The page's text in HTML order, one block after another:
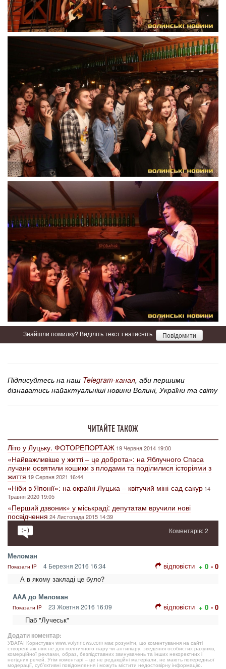
Знайшли помилку? Виділіть текст і натисніть Повідомити
Підписуйтесь на наш Telegram-канал, аби першими
дізнаватись найактуальніші новини Волині, України та світу
ЧИТАЙТЕ ТАКОЖ
Літо у Луцьку. ФОТОРЕПОРТАЖ 19 Червня 2014 19:00
«Найважливіше у житті – це доброта»: на Яблучного Спаса
лучани освятили кошики з плодами та поділилися історіями з
життя 19 Серпня 2021 16:44
«Ніби в Японії»: на окраїні Луцька – квітучий міні-сад сакур 14
Травня 2020 19:05
«Перший дзвоник» у міськраді: депутатам вручили нові
посвідчення24 Листопада 2015 14:39
Коментарів: 2
Меломан
Показати IP 4 Березня 2016 16:34 відповісти + 0 - 0
А в якому закладі це було?
AAA до Меломан
Показати IP 23 Жовтня 2016 16:09 відповісти + 0 - 0
Паб "Лучеськ"
Додати коментар:
УВАГА! Користувач www.volynnews.com має розуміти, що коментування на сайті
створені аж ніяк не для політичного піару чи антипіару, зведення особистих рахунків,
комерційної реклами, образ, безпідставних звинувачень та інших некоректних і
негідних речей. Утім коментарі – це не редакційні матеріали, не мають попередньої
модерації, суб’єктивні повідомлення і можуть містити недостовірну інформацію.